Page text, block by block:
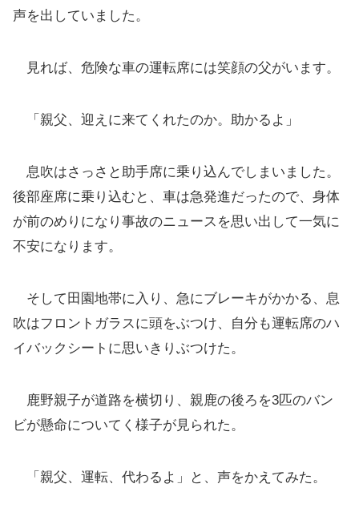
声を出していました。
見れば、危険な車の運転席には笑顔の父がいます。
「親父、迎えに来てくれたのか。助かるよ」
息吹はさっさと助手席に乗り込んでしまいました。
後部座席に乗り込むと、車は急発進だったので、身体
が前のめりになり事故のニュースを思い出して一気に
不安になります。
そして田園地帯に入り、急にブレーキがかかる、息
吹はフロントガラスに頭をぶつけ、自分も運転席のハ
イバックシートに思いきりぶつけた。
鹿野親子が道路を横切り、親鹿の後ろを3匹のバン
ビが懸命についてく様子が見られた。
「親父、運転、代わるよ」と、声をかえてみた。